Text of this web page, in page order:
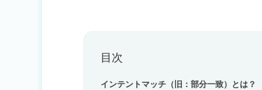
目次
インテントマッチ（旧：部分一致）とは？